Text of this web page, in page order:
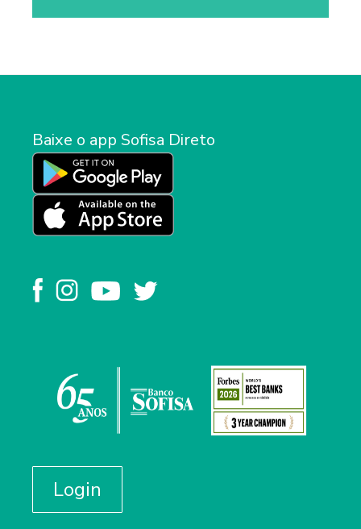
Baixe o app Sofisa Direto
Login